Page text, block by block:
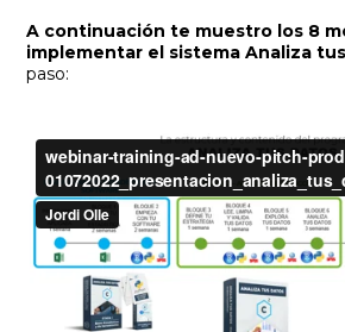
A continuación te muestro los 8
implementar el sistema Analiza
paso: